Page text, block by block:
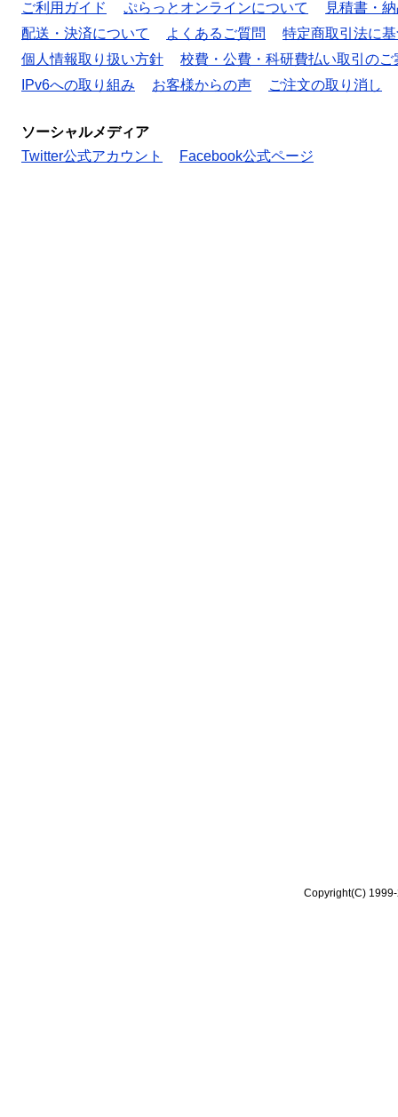
ご利用ガイド ぷらっとオンラインについて
見積書・
配送・決済について
よくあるご質問
特定商取引法に
個人情報取り扱い方針
校費・公費・科研費払い取引のご
IPv6への取り組み
お客様からの声 ご注文の取り消し
ソーシャルメディア
Twitter公式アカウント
Facebook公式ページ
Copyright(C)